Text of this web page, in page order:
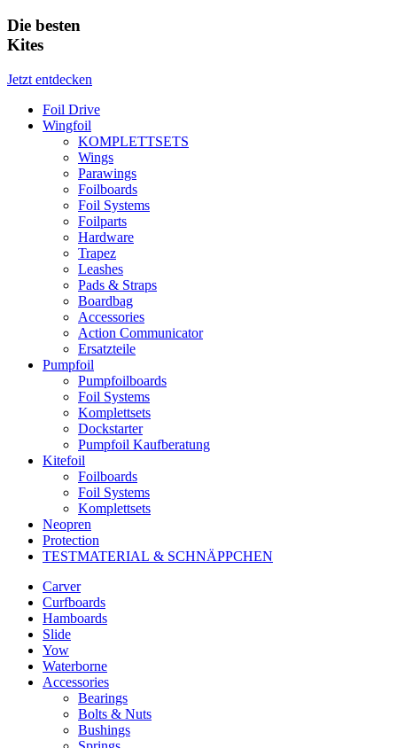
Die besten
Kites
Jetzt entdecken
Foil Drive
Wingfoil
KOMPLETTSETS
Wings
Parawings
Foilboards
Foil Systems
Foilparts
Hardware
Trapez
Leashes
Pads & Straps
Boardbag
Accessories
Action Communicator
Ersatzteile
Pumpfoil
Pumpfoilboards
Foil Systems
Komplettsets
Dockstarter
Pumpfoil Kaufberatung
Kitefoil
Foilboards
Foil Systems
Komplettsets
Neopren
Protection
TESTMATERIAL & SCHNÄPPCHEN
Carver
Curfboards
Hamboards
Slide
Yow
Waterborne
Accessories
Bearings
Bolts & Nuts
Bushings